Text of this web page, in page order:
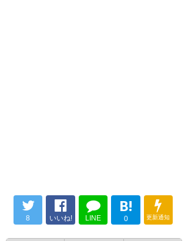
おらぁぁぉぁぁあ！#ardija
したときはもう引き分けだと思
ったよ😭😭 #ardija
8 いいね! LINE
B!
0 更新通知